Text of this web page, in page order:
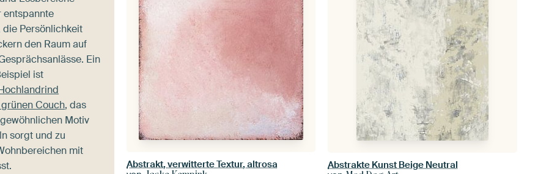
entspannte
die Persönlichkeit
den Raum auf
Ein
ist
Couch, das
Motiv
sorgt und zu
mit
Abstrakt, verwitterte Textur, altrosa
Abstrakte Kunst Beige Neutral